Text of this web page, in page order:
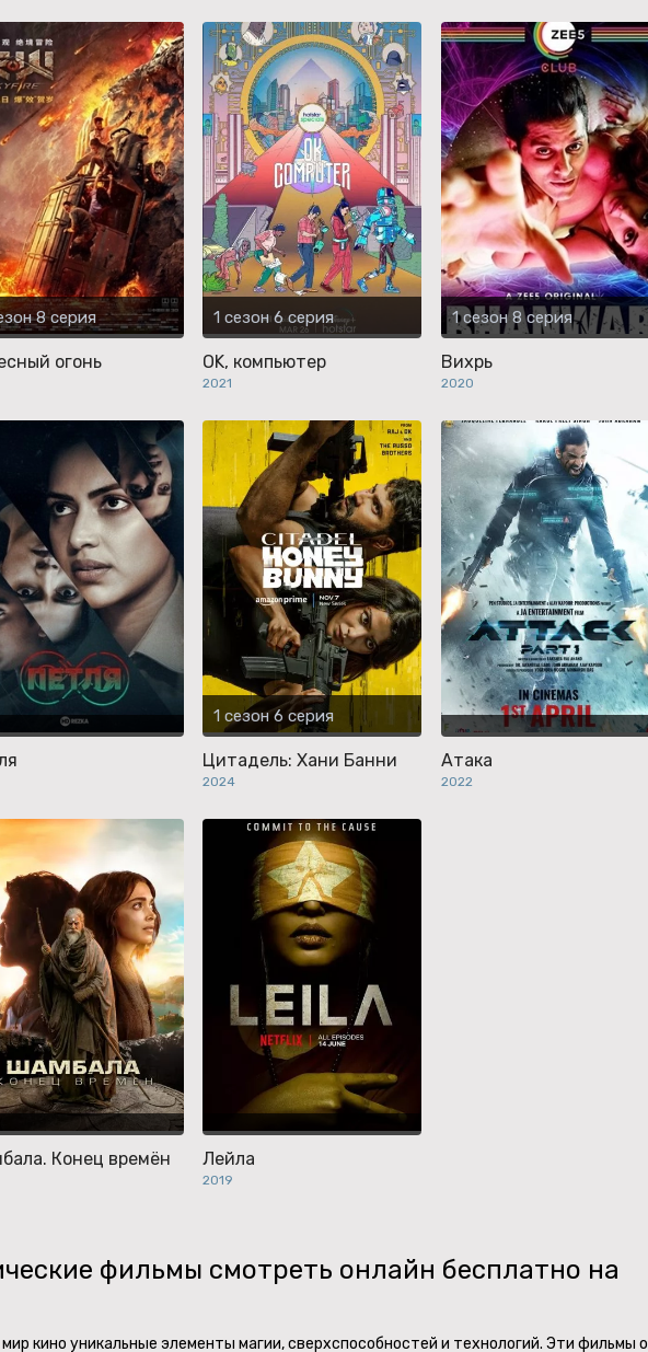
8 серия
огонь
1 сезон 6 серия
OK, компьютер
2021
1 сезон 8 серия
Вихрь
2020
1 сезон 6 серия
Цитадель: Хани Банни
2024
Атака
2022
Конец времён Лейла
2019
фильмы смотреть онлайн бесплатно на
кино уникальные элементы магии, сверхспособностей и технологий. Эти фильмы о